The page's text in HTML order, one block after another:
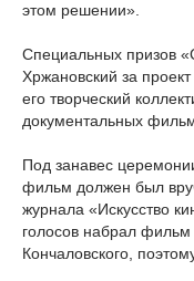
этом решении».
Специальных призов
Хржановский за
его творческий
документальных
Под занавес
фильм должен был
журнала «Искусство
голосов набрал
Кончаловского,